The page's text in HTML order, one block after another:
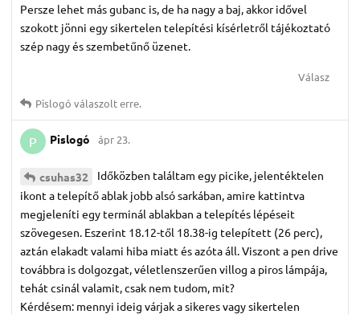
Persze lehet más gubanc is, de ha nagy a baj, akkor idővel
szokott jönni egy sikertelen telepítési kísérletről tájékoztató
szép nagy és szembetűnő üzenet.
Válasz
Pislogó válaszolt erre.
P Pislogó ápr 23.
csuhas32
Időközben találtam egy picike, jelentéktelen
ikont a telepítő ablak jobb alsó sarkában, amire kattintva
megjeleníti egy terminál ablakban a telepítés lépéseit
szövegesen. Eszerint 18.12-től 18.38-ig telepített (26 perc),
aztán elakadt valami hiba miatt és azóta áll. Viszont a pen drive
továbbra is dolgozgat, véletlenszerűen villog a piros lámpája,
tehát csinál valamit, csak nem tudom, mit?
Kérdésem: mennyi ideig várjak a sikeres vagy sikertelen